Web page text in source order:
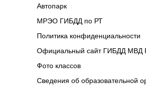
Автопарк
МРЭО ГИБДД по РТ
Политика конфиденциальности
Официальный сайт ГИБДД МВД
Фото классов
Сведения об образовательной